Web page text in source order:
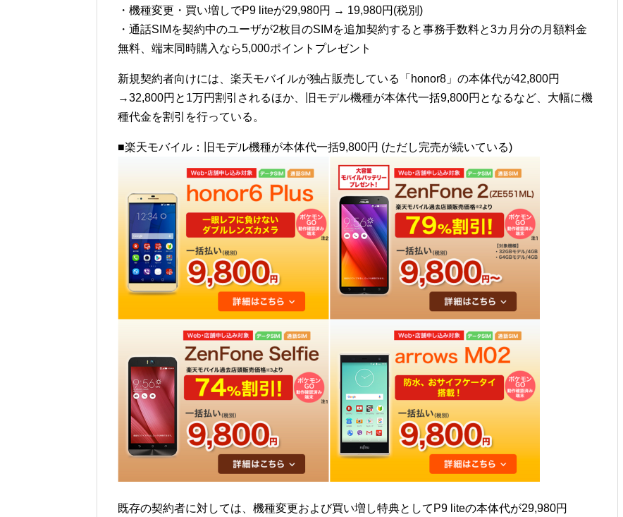
・機種変更・買い増しでP9 liteが29,980円 → 19,980円(税別)
・通話SIMを契約中のユーザが2枚目のSIMを追加契約すると事務手数料と3カ月分の月額料金
無料、端末同時購入なら5,000ポイントプレゼント
新規契約者向けには、楽天モバイルが独占販売している「honor8」の本体代が42,800円
→32,800円と1万円割引されるほか、旧モデル機種が本体代一括9,800円となるなど、大幅に機
種代金を割引を行っている。
■楽天モバイル：旧モデル機種が本体代一括9,800円 (ただし完売が続いている)
既存の契約者に対しては、機種変更および買い増し特典としてP9 liteの本体代が29,980円